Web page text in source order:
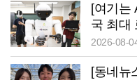
[여기는
국 최대
맞춤형
2026-08-
[동네뉴